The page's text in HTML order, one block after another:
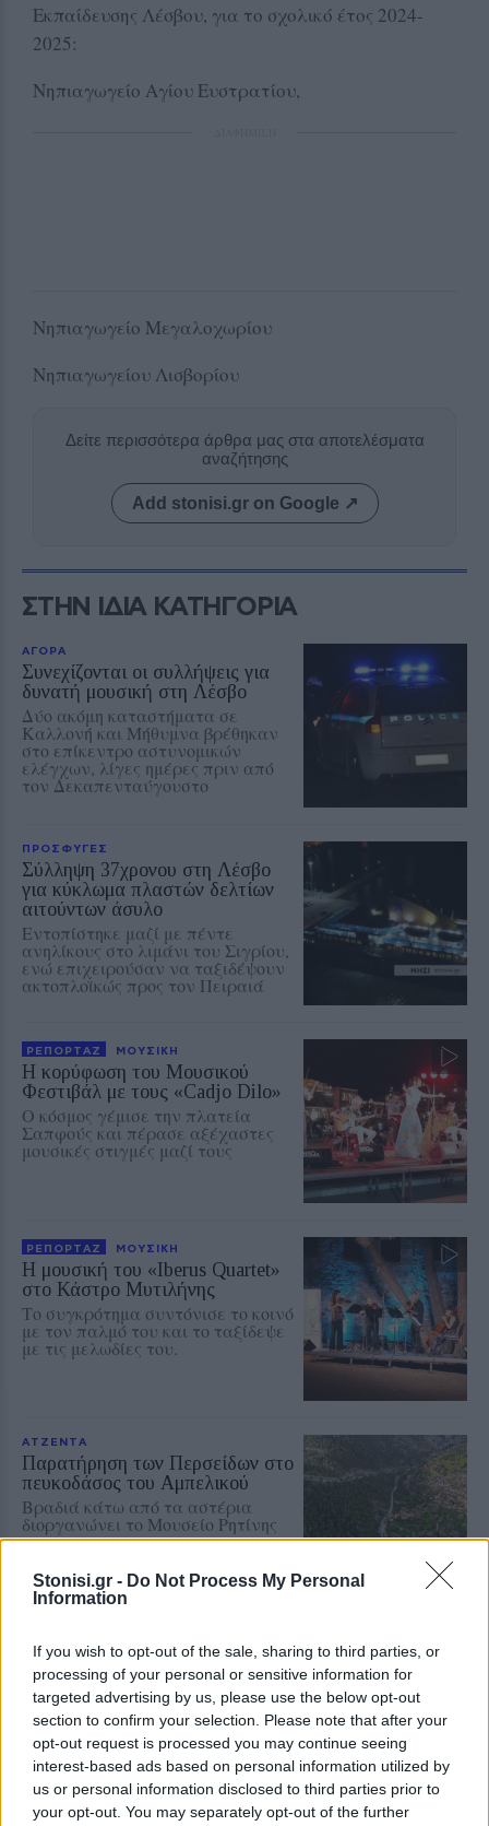
Stonisi.gr - Do Not Process My Personal
Information
If you wish to opt-out of the sale, sharing to third parties, or
processing of your personal or sensitive information for
targeted advertising by us, please use the below opt-out
section to confirm your selection. Please note that after your
opt-out request is processed you may continue seeing
interest-based ads based on personal information utilized by
us or personal information disclosed to third parties prior to
your opt-out. You may separately opt-out of the further
Εκπαίδευσης Λέσβου, για το σχολικό έτος 2024-
2025:
Νηπιαγωγείο Αγίου Ευστρατίου,
Νηπιαγωγείο Μεγαλοχωρίου
Νηπιαγωγείου Λισβορίου
Δείτε περισσότερα άρθρα μας στα αποτελέσματα
αναζήτησης
Add stonisi.gr on Google ↗
ΣΤΗΝ ΙΔΙΑ ΚΑΤΗΓΟΡΙΑ
ΑΓΟΡΑ
Συνεχίζονται οι συλλήψεις για
δυνατή μουσική στη Λέσβο
Δύο ακόμη καταστήματα σε
Καλλονή και Μήθυμνα βρέθηκαν
στο επίκεντρο αστυνομικών
ελέγχων, λίγες ημέρες πριν από
τον Δεκαπενταύγουστο
ΠΡΟΣΦΥΓΕΣ
Σύλληψη 37χρονου στη Λέσβο
για κύκλωμα πλαστών δελτίων
αιτούντων άσυλο
Εντοπίστηκε μαζί με πέντε
ανηλίκους στο λιμάνι του Σιγρίου,
ενώ επιχειρούσαν να ταξιδέψουν
ακτοπλοϊκώς προς τον Πειραιά
ΡΕΠΟΡΤΑΖ ΜΟΥΣΙΚΗ
Η κορύφωση του Μουσικού
Φεστιβάλ με τους «Cadjo Dilo»
Ο κόσμος γέμισε την πλατεία
Σαπφούς και πέρασε αξέχαστες
μουσικές στιγμές μαζί τους
ΡΕΠΟΡΤΑΖ ΜΟΥΣΙΚΗ
Η μουσική του «Iberus Quartet»
στο Κάστρο Μυτιλήνης
Το συγκρότημα συντόνισε το κοινό
με τον παλμό του και το ταξίδεψε
με τις μελωδίες του.
ΑΤΖΕΝΤΑ
Παρατήρηση των Περσείδων στο
πευκοδάσος του Αμπελικού
Βραδιά κάτω από τα αστέρια
διοργανώνει το Μουσείο Ρητίνης
Απογευματινή
ορνιθοπαρατήρηση στις Αλυκές
Πολιχνίτου
Εξόρμηση γνωριμίας με τα πουλιά
και τη βλάστηση του υγροτόπου
σήμερα, Δευτέρα